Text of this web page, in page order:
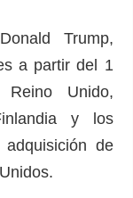
Trump,
a partir del 1
Unido,
y los
de